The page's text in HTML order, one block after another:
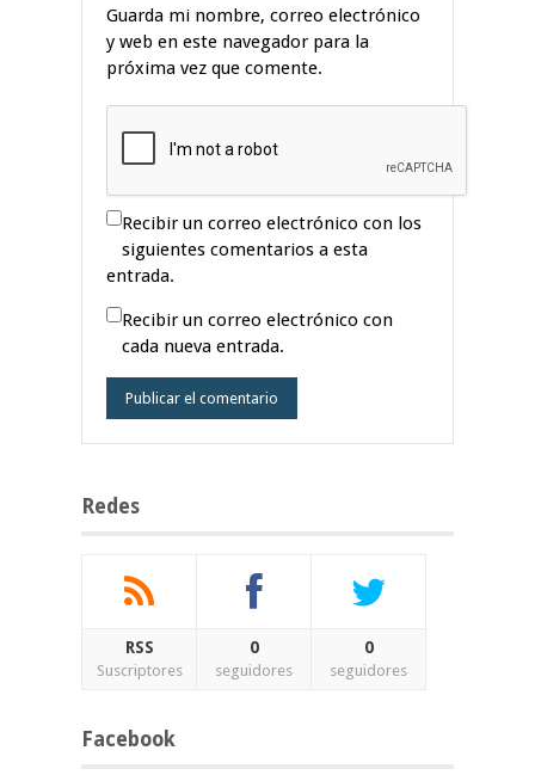
Guarda mi nombre, correo electrónico
y web en este navegador para la
próxima vez que comente.
Recibir un correo electrónico con los
siguientes comentarios a esta
entrada.
Recibir un correo electrónico con
cada nueva entrada.
Redes
RSS
Suscriptores
0
seguidores
0
seguidores
Facebook